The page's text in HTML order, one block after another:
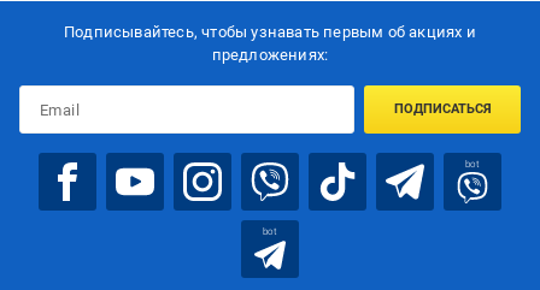
Подписывайтесь, чтобы узнавать первым об акцияx и
предложениях:
ПОДПИСАТЬСЯ
bot
bot